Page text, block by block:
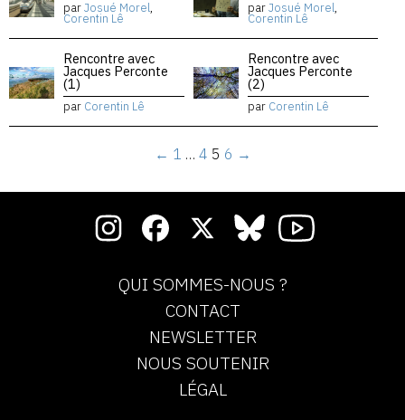
parJosué Morel,
Corentin Lê
parJosué Morel,
Corentin Lê
Rencontre avec
Jacques Perconte
(1)
par Corentin Lê
Rencontre avec
Jacques Perconte
(2)
par Corentin Lê
← 1 … 4 5 6 →
QUI SOMMES-NOUS ?
CONTACT
NEWSLETTER
NOUS SOUTENIR
LÉGAL